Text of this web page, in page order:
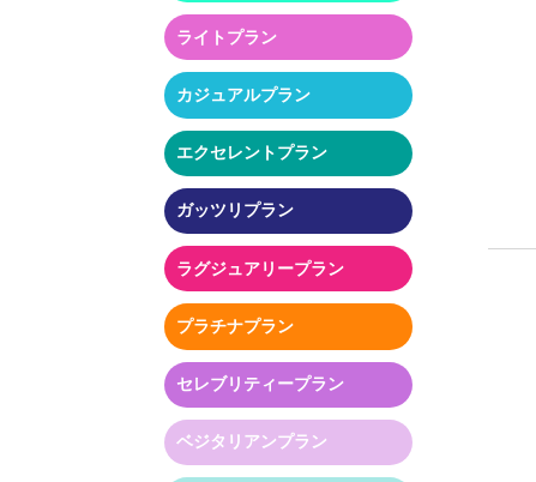
ライトプラン
カジュアルプラン
エクセレントプラン
ガッツリプラン
ラグジュアリープラン
プラチナプラン
セレブリティープラン
ベジタリアンプラン